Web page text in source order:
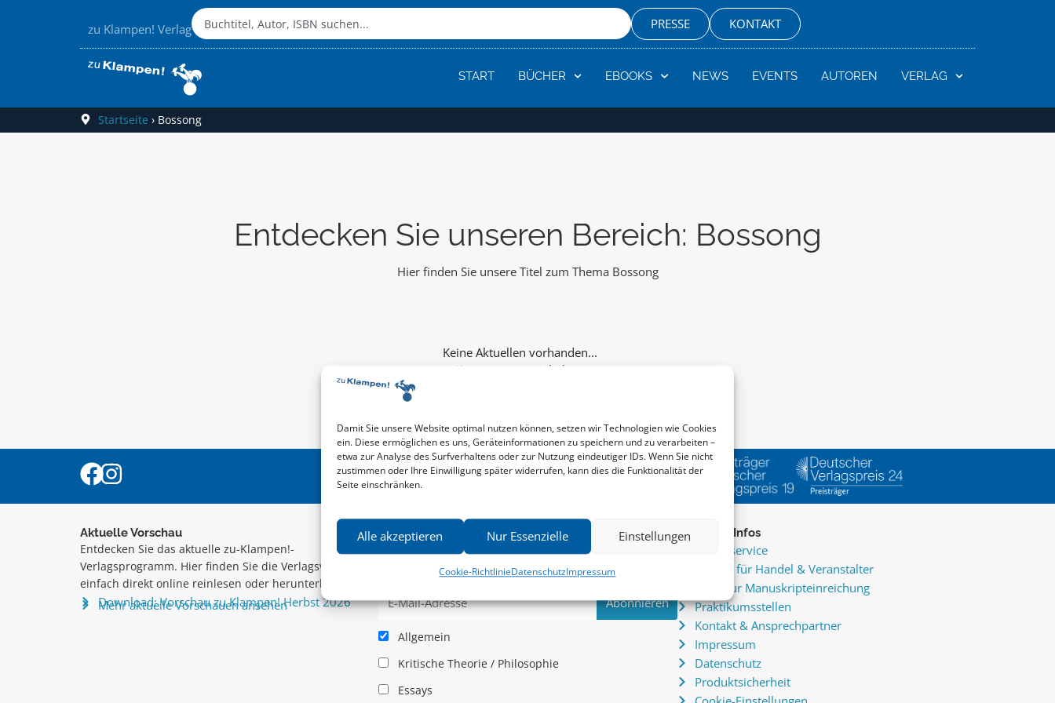
Damit Sie unsere Website optimal nutzen können, setzen wir Technologien wie Cookies
ein. Diese ermöglichen es uns, Geräteinformationen zu speichern und zu verarbeiten –
etwa zur Analyse des Surfverhaltens oder zur Nutzung eindeutiger IDs. Wenn Sie nicht
zustimmen oder Ihre Einwilligung später widerrufen, kann dies die Funktionalität der
Seite einschränken.
Alle akzeptieren Nur Essenzielle Einstellungen
Cookie-RichtlinieDatenschutzImpressum
zu Klampen! Verlag PRESSE KONTAKT
START BÜCHER EBOOKS NEWS EVENTS AUTOREN VERLAG
Startseite › Bossong
Entdecken Sie unseren Bereich: Bossong
Hier finden Sie unsere Titel zum Thema Bossong
Keine weiteren Inhalte...
Aktuelle Vorschau
Entdecken Sie das aktuelle zu-Klampen!-
Verlagsprogramm. Hier finden Sie die Verlagsvorschau –
einfach direkt online reinlesen oder herunterladen.
Download: Vorschau zu Klampen! Herbst 2026
Mehr aktuelle Vorschauen ansehen
Newsletter
News zu aktuellen Neuheiten und Nachrichten im zu
Klampen! Verlag – jederzeit wieder abbestellbar.
Allgemein
Kritische Theorie / Philosophie
Essays
Service & Infos
Presseservice
Service für Handel & Veranstalter
Infos zur Manuskripteinreichung
Praktikumsstellen
Kontakt & Ansprechpartner
Impressum
Datenschutz
Produktsicherheit